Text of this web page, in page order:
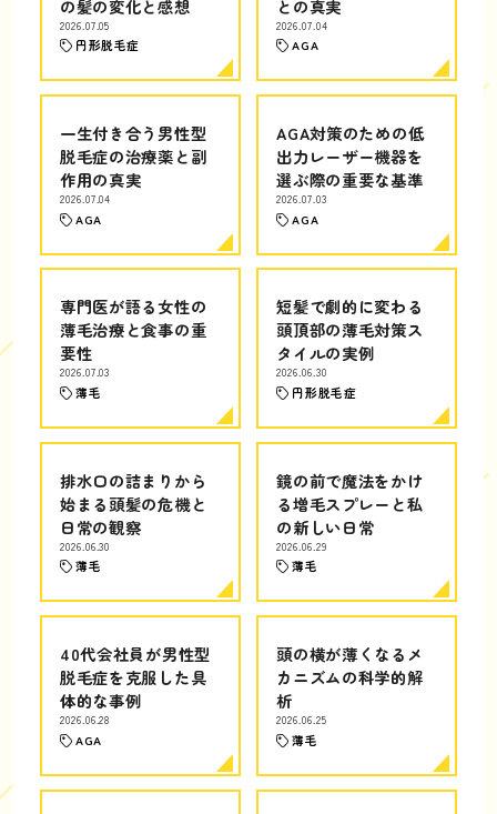
の髪の変化と感想
2026.07.05
円形脱毛症
との真実
2026.07.04
AGA
一生付き合う男性型
脱毛症の治療薬と副
作用の真実
2026.07.04
AGA
AGA対策のための低
出力レーザー機器を
選ぶ際の重要な基準
2026.07.03
AGA
専門医が語る女性の
薄毛治療と食事の重
要性
2026.07.03
薄毛
短髪で劇的に変わる
頭頂部の薄毛対策ス
タイルの実例
2026.06.30
円形脱毛症
排水口の詰まりから
始まる頭髪の危機と
日常の観察
2026.06.30
薄毛
鏡の前で魔法をかけ
る増毛スプレーと私
の新しい日常
2026.06.29
薄毛
40代会社員が男性型
脱毛症を克服した具
体的な事例
2026.06.28
AGA
頭の横が薄くなるメ
カニズムの科学的解
析
2026.06.25
薄毛